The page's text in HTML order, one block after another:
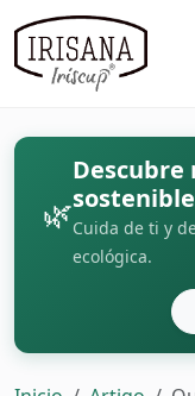
🌿Cuida de ti y
ecológica.